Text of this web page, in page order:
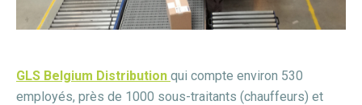
GLS Belgium Distribution qui compte environ 530
employés, près de 1000 sous-traitants (chauffeurs) et